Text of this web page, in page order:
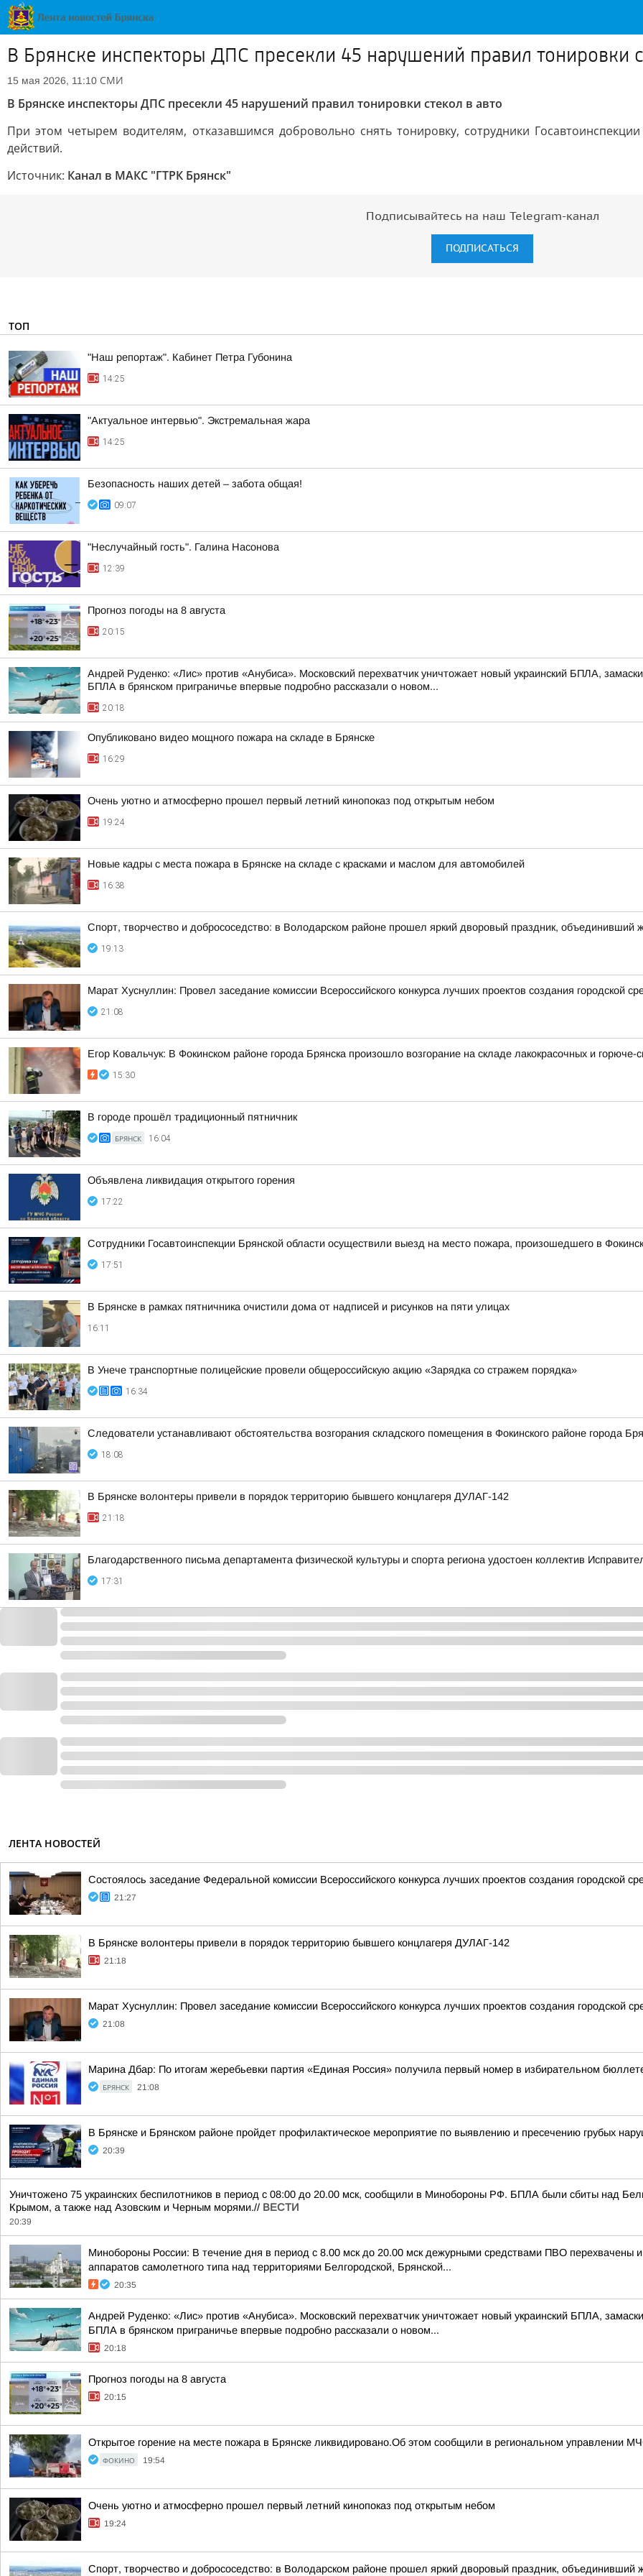
В Брянске инспекторы ДПС пресекли 45 нарушений правил тонировки
15 мая 2026, 11:10 СМИ
В Брянске инспекторы ДПС пресекли 45 нарушений правил тонировки стекол в авто
При этом четырем водителям, отказавшимся добровольно снять тонировку, сотрудники
действий.
Источник: Канал в МАКС "ГТРК Брянск"
Подписывайтесь на наш Telegram-канал
ПОДПИСАТЬСЯ
ТОП
"Наш репортаж". Кабинет Петра Губонина
14:25
"Актуальное интервью". Экстремальная жара
14:25
Безопасность наших детей – забота общая!
09:07
"Неслучайный гость". Галина Насонова
12:39
Прогноз погоды на 8 августа
20:15
Андрей Руденко: «Лис» против «Анубиса». Московский перехватчик уничтожает новый украинский БПЛА,
БПЛА в брянском приграничье впервые подробно рассказали о новом...
20:18
Опубликовано видео мощного пожара на складе в Брянске
16:29
Очень уютно и атмосферно прошел первый летний кинопоказ под открытым небом
19:24
Новые кадры с места пожара в Брянске на складе с красками и маслом для автомобилей
16:38
Спорт, творчество и добрососедство: в Володарском районе прошел яркий дворовый праздник, объединивший
19:13
Марат Хуснуллин: Провел заседание комиссии Всероссийского конкурса лучших проектов создания городской
21:08
Егор Ковальчук: В Фокинском районе города Брянска произошло возгорание на складе лакокрасочных и
15:30
В городе прошёл традиционный пятничник
БРЯНСК 16:04
Объявлена ликвидация открытого горения
17:22
Сотрудники Госавтоинспекции Брянской области осуществили выезд на место пожара, произошедшего в
17:51
В Брянске в рамках пятничника очистили дома от надписей и рисунков на пяти улицах
16:11
В Унече транспортные полицейские провели общероссийскую акцию «Зарядка со стражем порядка»
16:34
Следователи устанавливают обстоятельства возгорания складского помещения в Фокинского районе города
18:08
В Брянске волонтеры привели в порядок территорию бывшего концлагеря ДУЛАГ-142
21:18
Благодарственного письма департамента физической культуры и спорта региона удостоен коллектив
17:31
ЛЕНТА НОВОСТЕЙ
Состоялось заседание Федеральной комиссии Всероссийского конкурса лучших проектов создания городской
21:27
В Брянске волонтеры привели в порядок территорию бывшего концлагеря ДУЛАГ-142
21:18
Марат Хуснуллин: Провел заседание комиссии Всероссийского конкурса лучших проектов создания городской
21:08
Марина Дбар: По итогам жеребьевки партия «Единая Россия» получила первый номер в избирательном
БРЯНСК 21:08
В Брянске и Брянском районе пройдет профилактическое мероприятие по выявлению и пресечению грубых
20:39
Уничтожено 75 украинских беспилотников в период с 08:00 до 20.00 мск, сообщили в Минобороны РФ. БПЛА были сбиты над
Крымом, а также над Азовским и Черным морями.// ВЕСТИ
20:39
Минобороны России: В течение дня в период с 8.00 мск до 20.00 мск дежурными средствами ПВО перехвачены
аппаратов самолетного типа над территориями Белгородской, Брянской...
20:35
Андрей Руденко: «Лис» против «Анубиса». Московский перехватчик уничтожает новый украинский БПЛА,
БПЛА в брянском приграничье впервые подробно рассказали о новом...
20:18
Прогноз погоды на 8 августа
20:15
Открытое горение на месте пожара в Брянске ликвидировано.Об этом сообщили в региональном управлении
ФОКИНО 19:54
Очень уютно и атмосферно прошел первый летний кинопоказ под открытым небом
19:24
Спорт, творчество и добрососедство: в Володарском районе прошел яркий дворовый праздник, объединивший